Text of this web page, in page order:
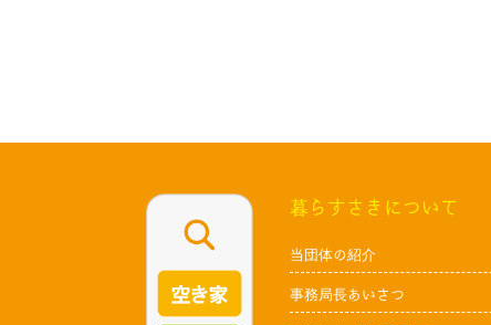
暮らすさきについて
当団体の紹介
事務局長あいさつ